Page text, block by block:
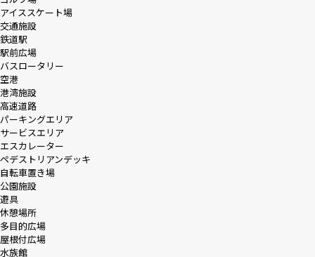
アイススケート場
交通施設
鉄道駅
駅前広場
バスロータリー
空港
港湾施設
高速道路
パーキングエリア
サービスエリア
エスカレーター
ペデストリアンデッキ
自転車置き場
公園施設
遊具
休憩場所
多目的広場
屋根付広場
水族館